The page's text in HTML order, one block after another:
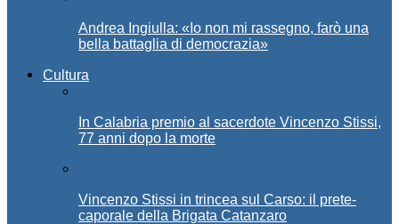
Andrea Ingiulla: «Io non mi rassegno, farò una
bella battaglia di democrazia»
Cultura
In Calabria premio al sacerdote Vincenzo Stissi,
77 anni dopo la morte
Vincenzo Stissi in trincea sul Carso: il prete-
caporale della Brigata Catanzaro